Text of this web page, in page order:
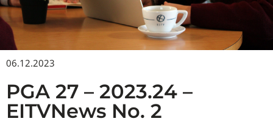
06.12.2023
PGA 27 – 2023.24 –
EITVNews No. 2